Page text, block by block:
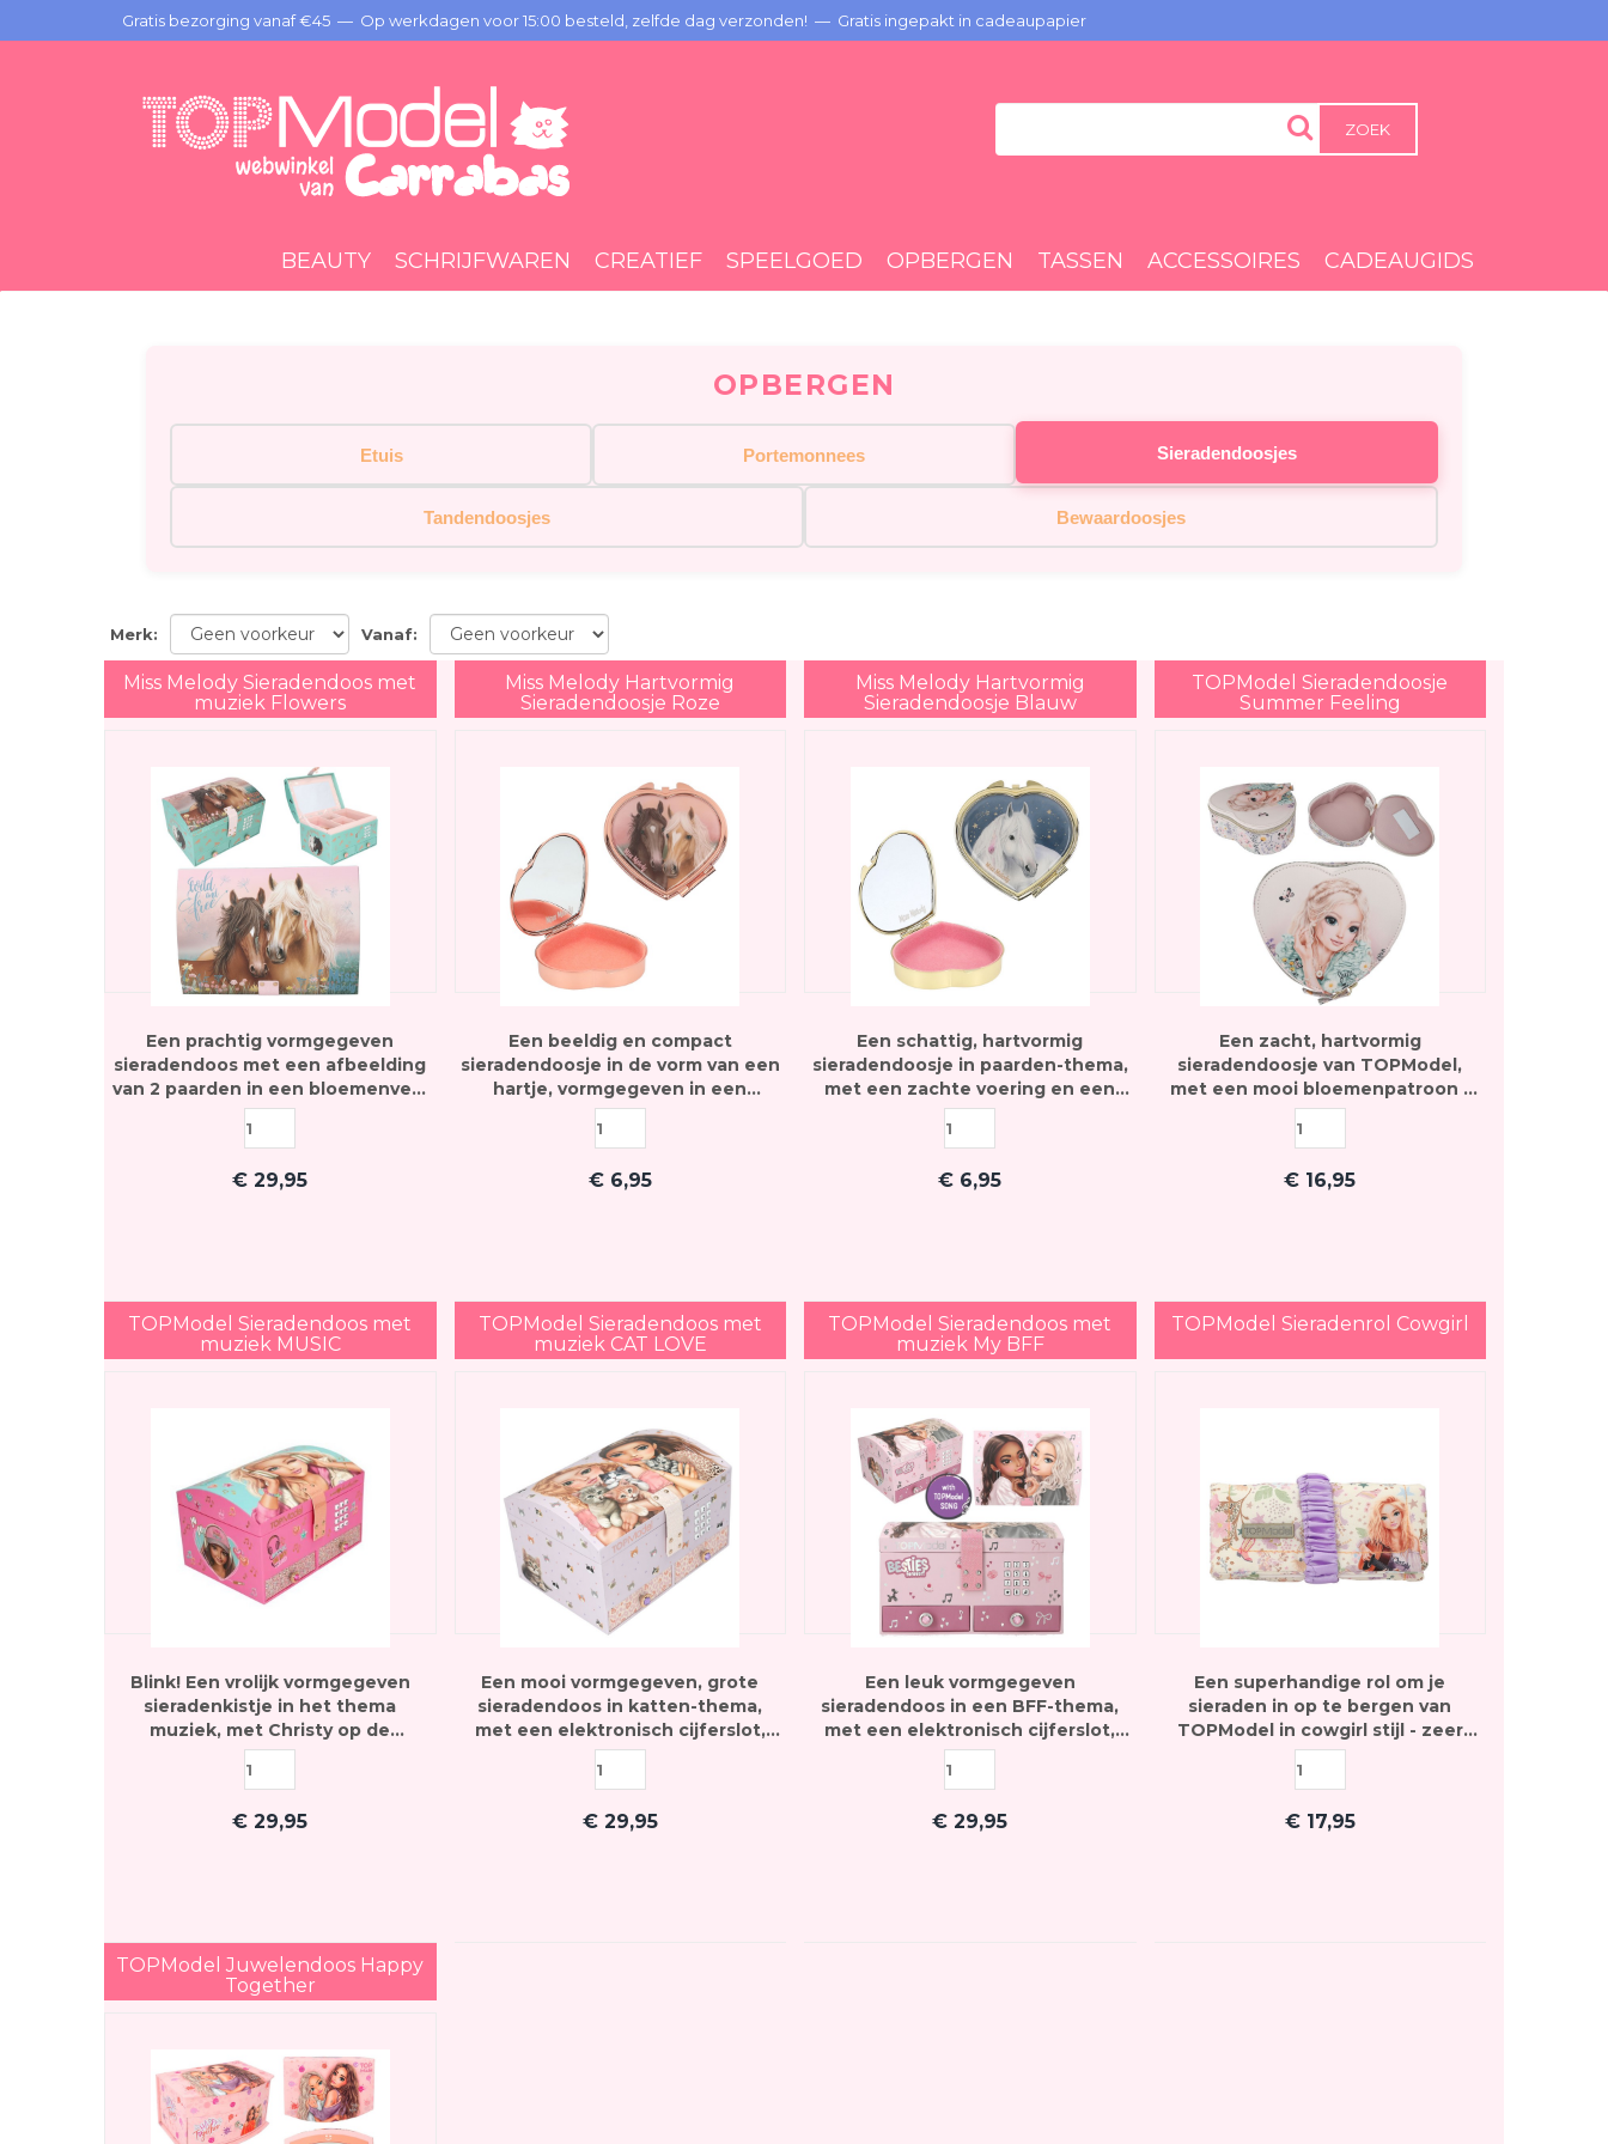
Gratis bezorging vanaf €45 — Op werkdagen voor 15:00 besteld, zelfde dag verzonden! — Gratis ingepakt in cadeaupapier
ZOEK
BEAUTY SCHRIJFWAREN CREATIEF SPEELGOED OPBERGEN TASSEN ACCESSOIRES CADEAUGIDS
OPBERGEN
Etuis Portemonnees Sieradendoosjes
Tandendoosjes Bewaardoosjes
Merk: Vanaf:
Miss Melody Sieradendoos met
muziek Flowers
Een prachtig vormgegeven
sieradendoos met een afbeelding
van 2 paarden in een bloemenveld
en een elektrisch cijferslot met
muziek
€29,95
Miss Melody Hartvormig
Sieradendoosje Roze
Een beeldig en compact
sieradendoosje in de vorm van een
hartje, vormgegeven in een
paarden-thema, met een voering
van velours en een handig
€ 6,95
Miss Melody Hartvormig
Sieradendoosje Blauw
Een schattig, hartvormig
sieradendoosje in paarden-thema,
met een zachte voering en een
handig spiegeltje in de
binnenkant van het deksel
€ 6,95
TOPModel Sieradendoosje
Summer Feeling
Een zacht, hartvormig
sieradendoosje van TOPModel,
met een mooi bloemenpatroon -
zeer geschikt voor op reis
€ 16,95
TOPModel Sieradendoos met
muziek MUSIC
Blink! Een vrolijk vormgegeven
sieradenkistje in het thema
muziek, met Christy op de
voorkant en een elektrisch
cijferslot met instelbare code
€29,95
TOPModel Sieradendoos met
muziek CAT LOVE
Een mooi vormgegeven, grote
sieradendoos in katten-thema,
met een elektronisch cijferslot,
wat een hip popliedje afspeelt als
je de juiste code intoetst
€ 29,95
TOPModel Sieradendoos met
muziek My BFF
Een leuk vormgegeven
sieradendoos in een BFF-thema,
met een elektronisch cijferslot,
wat een hip popliedje afspeelt als
je de juiste code intoetst
€29,95
TOPModel Sieradenrol Cowgirl
Een superhandige rol om je
sieraden in op te bergen van
TOPModel in cowgirl stijl - zeer
geschikt voor op reis
€ 17,95
TOPModel Juwelendoos Happy
Together